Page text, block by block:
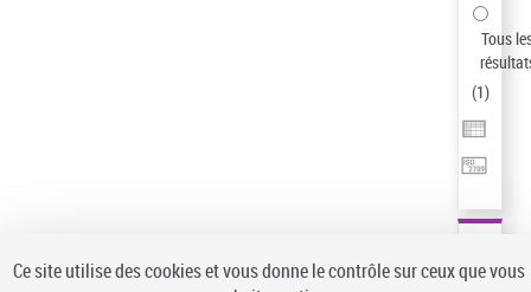
Tous
(1)
Ce site utilise des cookies et vous donne le contrôle sur ceux que vous